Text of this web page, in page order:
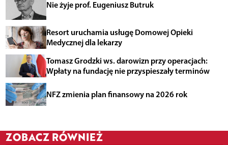
Nie żyje prof. Eugeniusz Butruk
Resort uruchamia usługę Domowej Opieki
Medycznej dla lekarzy
Tomasz Grodzki ws. darowizn przy operacjach:
Wpłaty na fundację nie przyspieszały terminów
NFZ zmienia plan finansowy na 2026 rok
ZOBACZ RÓWNIEŻ